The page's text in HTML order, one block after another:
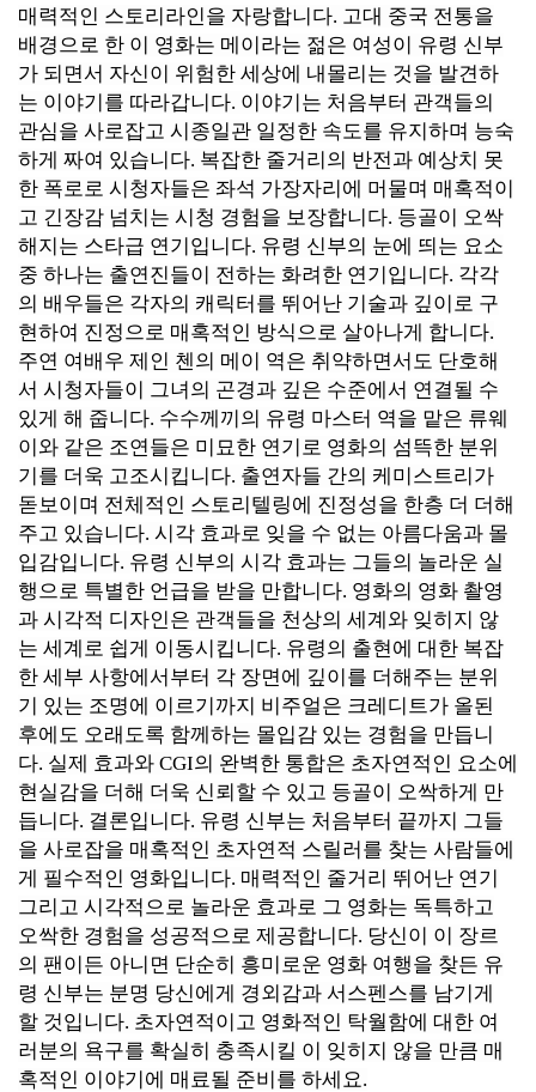
매력적인 스토리라인을 자랑합니다. 고대 중국 전통을
배경으로 한 이 영화는 메이라는 젊은 여성이 유령 신부
가 되면서 자신이 위험한 세상에 내몰리는 것을 발견하
는 이야기를 따라갑니다. 이야기는 처음부터 관객들의
관심을 사로잡고 시종일관 일정한 속도를 유지하며 능숙
하게 짜여 있습니다. 복잡한 줄거리의 반전과 예상치 못
한 폭로로 시청자들은 좌석 가장자리에 머물며 매혹적이
고 긴장감 넘치는 시청 경험을 보장합니다. 등골이 오싹
해지는 스타급 연기입니다. 유령 신부의 눈에 띄는 요소
중 하나는 출연진들이 전하는 화려한 연기입니다. 각각
의 배우들은 각자의 캐릭터를 뛰어난 기술과 깊이로 구
현하여 진정으로 매혹적인 방식으로 살아나게 합니다.
주연 여배우 제인 첸의 메이 역은 취약하면서도 단호해
서 시청자들이 그녀의 곤경과 깊은 수준에서 연결될 수
있게 해 줍니다. 수수께끼의 유령 마스터 역을 맡은 류웨
이와 같은 조연들은 미묘한 연기로 영화의 섬뜩한 분위
기를 더욱 고조시킵니다. 출연자들 간의 케미스트리가
돋보이며 전체적인 스토리텔링에 진정성을 한층 더 더해
주고 있습니다. 시각 효과로 잊을 수 없는 아름다움과 몰
입감입니다. 유령 신부의 시각 효과는 그들의 놀라운 실
행으로 특별한 언급을 받을 만합니다. 영화의 영화 촬영
과 시각적 디자인은 관객들을 천상의 세계와 잊히지 않
는 세계로 쉽게 이동시킵니다. 유령의 출현에 대한 복잡
한 세부 사항에서부터 각 장면에 깊이를 더해주는 분위
기 있는 조명에 이르기까지 비주얼은 크레디트가 올된
후에도 오래도록 함께하는 몰입감 있는 경험을 만듭니
다. 실제 효과와 CGI의 완벽한 통합은 초자연적인 요소에
현실감을 더해 더욱 신뢰할 수 있고 등골이 오싹하게 만
듭니다. 결론입니다. 유령 신부는 처음부터 끝까지 그들
을 사로잡을 매혹적인 초자연적 스릴러를 찾는 사람들에
게 필수적인 영화입니다. 매력적인 줄거리 뛰어난 연기
그리고 시각적으로 놀라운 효과로 그 영화는 독특하고
오싹한 경험을 성공적으로 제공합니다. 당신이 이 장르
의 팬이든 아니면 단순히 흥미로운 영화 여행을 찾든 유
령 신부는 분명 당신에게 경외감과 서스펜스를 남기게
할 것입니다. 초자연적이고 영화적인 탁월함에 대한 여
러분의 욕구를 확실히 충족시킬 이 잊히지 않을 만큼 매
혹적인 이야기에 매료될 준비를 하세요.